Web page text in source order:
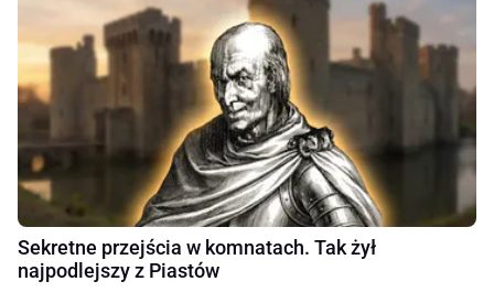
Sekretne przejścia w komnatach. Tak żył
najpodlejszy z Piastów